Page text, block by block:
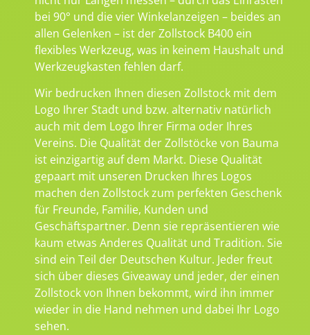
bei 90° und die vier Winkelanzeigen – beides an
allen Gelenken – ist der Zollstock B400 ein
flexibles Werkzeug, was in keinem Haushalt und
Werkzeugkasten fehlen darf.
Wir bedrucken Ihnen diesen Zollstock mit dem
Logo Ihrer Stadt und bzw. alternativ natürlich
auch mit dem Logo Ihrer Firma oder Ihres
Vereins. Die Qualität der Zollstöcke von Bauma
ist einzigartig auf dem Markt. Diese Qualität
gepaart mit unseren Drucken Ihres Logos
machen den Zollstock zum perfekten Geschenk
für Freunde, Familie, Kunden und
Geschäftspartner. Denn sie repräsentieren wie
kaum etwas Anderes Qualität und Tradition. Sie
sind ein Teil der Deutschen Kultur. Jeder freut
sich über dieses Giveaway und jeder, der einen
Zollstock von Ihnen bekommt, wird ihn immer
wieder in die Hand nehmen und dabei Ihr Logo
sehen.